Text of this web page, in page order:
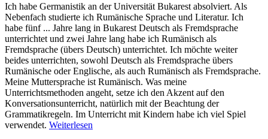
Ich habe Germanistik an der Universität Bukarest absolviert. Als
Nebenfach studierte ich Rumänische Sprache und Literatur. Ich
habe fünf ... Jahre lang in Bukarest Deutsch als Fremdsprache
unterrichtet und zwei Jahre lang habe ich Rumänisch als
Fremdsprache (übers Deutsch) unterrichtet. Ich möchte weiter
beides unterrichten, sowohl Deutsch als Fremdsprache übers
Rumänische oder Englische, als auch Rumänisch als Fremdsprache.
Meine Muttersprache ist Rumänisch. Was meine
Unterrichtsmethoden angeht, setze ich den Akzent auf den
Konversationsunterricht, natürlich mit der Beachtung der
Grammatikregeln. Im Unterricht mit Kindern habe ich viel Spiel
verwendet. Weiterlesen